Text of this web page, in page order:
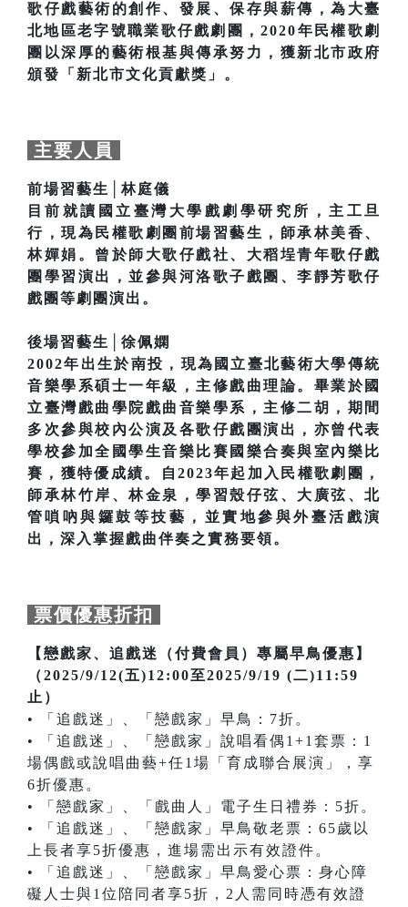
歌仔戲藝術的創作、發展、保存與薪傳，為大臺
北地區老字號職業歌仔戲劇團，2020年民權歌劇
團以深厚的藝術根基與傳承努力，獲新北市政府
頒發「新北市文化貢獻獎」。
主要人員
前場習藝生│林庭儀
目前就讀國立臺灣大學戲劇學研究所，主工旦
行，現為民權歌劇團前場習藝生，師承林美香、
林嬋娟。曾於師大歌仔戲社、大稻埕青年歌仔戲
團學習演出，並參與河洛歌子戲團、李靜芳歌仔
戲團等劇團演出。
後場習藝生│徐佩嫻
2002年出生於南投，現為國立臺北藝術大學傳統
音樂學系碩士一年級，主修戲曲理論。畢業於國
立臺灣戲曲學院戲曲音樂學系，主修二胡，期間
多次參與校內公演及各歌仔戲團演出，亦曾代表
學校參加全國學生音樂比賽國樂合奏與室內樂比
賽，獲特優成績。自2023年起加入民權歌劇團，
師承林竹岸、林金泉，學習殼仔弦、大廣弦、北
管嗩吶與鑼鼓等技藝，並實地參與外臺活戲演
出，深入掌握戲曲伴奏之實務要領。
票價優惠折扣
【戀戲家、追戲迷（付費會員）專屬早鳥優惠】
（2025/9/12(五)12:00至2025/9/19 (二)11:59
止）
• 「追戲迷」、「戀戲家」早鳥：7折。
• 「追戲迷」、「戀戲家」說唱看偶1+1套票：1
場偶戲或說唱曲藝+任1場「育成聯合展演」，享
6折優惠。
• 「戀戲家」、「戲曲人」電子生日禮券：5折。
• 「追戲迷」、「戀戲家」早鳥敬老票：65歲以
上長者享5折優惠，進場需出示有效證件。
• 「追戲迷」、「戀戲家」早鳥愛心票：身心障
礙人士與1位陪同者享5折，2人需同時憑有效證